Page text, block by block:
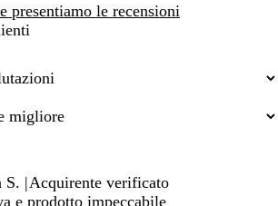
presentiamo le recensioni
S. |Acquirente verificato
e prodotto impeccabile